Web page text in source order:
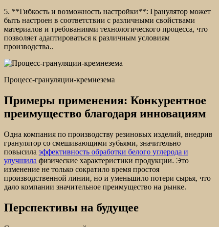
5. **Гибкость и возможность настройки**: Гранулятор может
быть настроен в соответствии с различными свойствами
материалов и требованиями технологического процесса, что
позволяет адаптироваться к различным условиям
производства..
Процесс-грануляции-кремнезема
Примеры применения: Конкурентное
преимущество благодаря инновациям
Одна компания по производству резиновых изделий, внедрив
гранулятор со смешивающими зубьями, значительно
повысила эффективность обработки белого углерода и
улучшила физические характеристики продукции. Это
изменение не только сократило время простоя
производственной линии, но и уменьшило потери сырья, что
дало компании значительное преимущество на рынке.
Перспективы на будущее